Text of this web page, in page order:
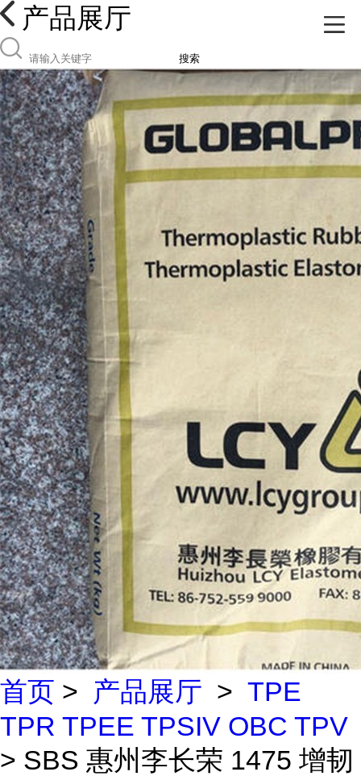
产品展厅
搜索
首页 > 产品展厅 > TPE
TPR TPEE TPSIV OBC TPV
> SBS 惠州李长荣 1475 增韧